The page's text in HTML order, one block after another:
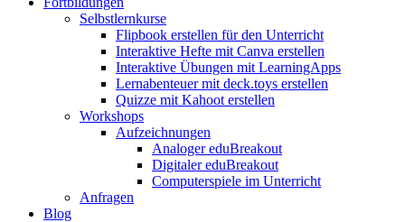
Selbstlernkurse
Flipbook erstellen für den Unterricht
Interaktive Hefte mit Canva erstellen
Interaktive Übungen mit LearningApps
Lernabenteuer mit deck.toys erstellen
Quizze mit Kahoot erstellen
Workshops
Aufzeichnungen
Analoger eduBreakout
Digitaler eduBreakout
Computerspiele im Unterricht
Anfragen
Blog